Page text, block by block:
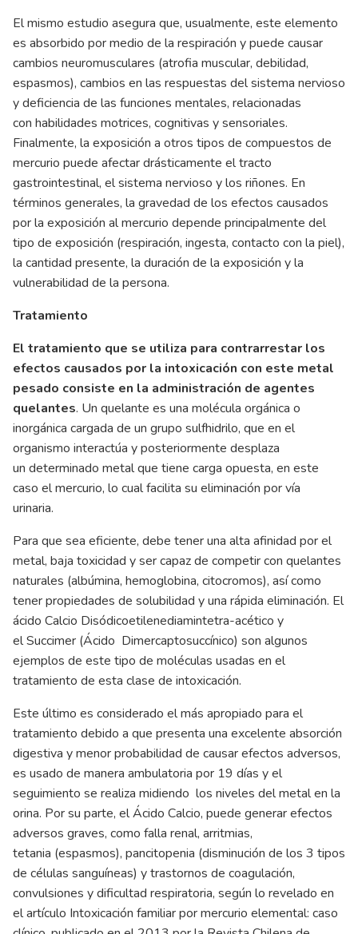
El mismo estudio asegura que, usualmente, este elemento
es absorbido por medio de la respiración y puede causar
cambios neuromusculares (atrofia muscular, debilidad,
espasmos), cambios en las respuestas del sistema nervioso
y deficiencia de las funciones mentales, relacionadas
con habilidades motrices, cognitivas y sensoriales.
Finalmente, la exposición a otros tipos de compuestos de
mercurio puede afectar drásticamente el tracto
gastrointestinal, el sistema nervioso y los riñones. En
términos generales, la gravedad de los efectos causados
por la exposición al mercurio depende principalmente del
tipo de exposición (respiración, ingesta, contacto con la piel),
la cantidad presente, la duración de la exposición y la
vulnerabilidad de la persona.
Tratamiento
El tratamiento que se utiliza para contrarrestar los
efectos causados por la intoxicación con este metal
pesado consiste en la administración de agentes
quelantes. Un quelante es una molécula orgánica o
inorgánica cargada de un grupo sulfhidrilo, que en el
organismo interactúa y posteriormente desplaza
un determinado metal que tiene carga opuesta, en este
caso el mercurio, lo cual facilita su eliminación por vía
urinaria.
Para que sea eficiente, debe tener una alta afinidad por el
metal, baja toxicidad y ser capaz de competir con quelantes
naturales (albúmina, hemoglobina, citocromos), así como
tener propiedades de solubilidad y una rápida eliminación. El
ácido Calcio Disódicoetilenediamintetra-acético y
el Succimer (Ácido Dimercaptosuccínico) son algunos
ejemplos de este tipo de moléculas usadas en el
tratamiento de esta clase de intoxicación.
Este último es considerado el más apropiado para el
tratamiento debido a que presenta una excelente absorción
digestiva y menor probabilidad de causar efectos adversos,
es usado de manera ambulatoria por 19 días y el
seguimiento se realiza midiendo los niveles del metal en la
orina. Por su parte, el Ácido Calcio, puede generar efectos
adversos graves, como falla renal, arritmias,
tetania (espasmos), pancitopenia (disminución de los 3 tipos
de células sanguíneas) y trastornos de coagulación,
convulsiones y dificultad respiratoria, según lo revelado en
el artículo Intoxicación familiar por mercurio elemental: caso